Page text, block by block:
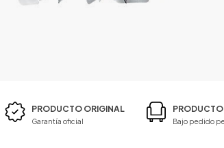
PRODUCTO ORIGINAL
Garantía oficial Bajo pedido